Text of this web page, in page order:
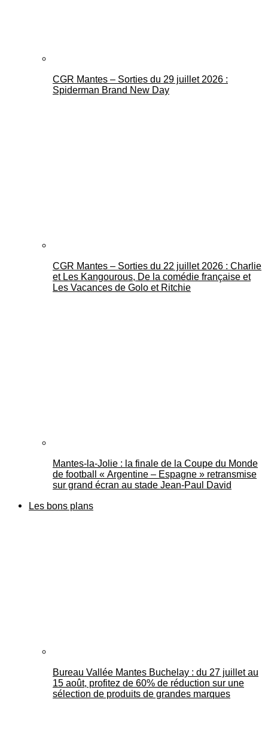
CGR Mantes – Sorties du 29 juillet 2026 :
Spiderman Brand New Day
CGR Mantes – Sorties du 22 juillet 2026 : Charlie
et Les Kangourous, De la comédie française et
Les Vacances de Golo et Ritchie
Mantes-la-Jolie : la finale de la Coupe du Monde
de football « Argentine – Espagne » retransmise
sur grand écran au stade Jean-Paul David
Les bons plans
Bureau Vallée Mantes Buchelay : du 27 juillet au
15 août, profitez de 60% de réduction sur une
sélection de produits de grandes marques